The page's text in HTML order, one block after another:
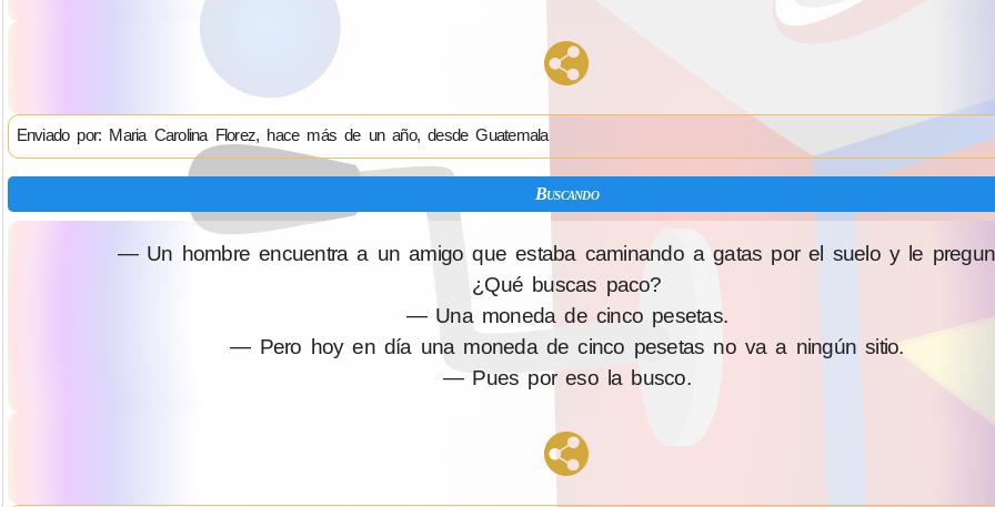
Enviado por: Maria Carolina Florez, hace más de un año, desde Guatemala
Buscando
— Un hombre encuentra a un amigo que estaba caminando a gatas por el suelo y le
¿Qué buscas paco?
— Una moneda de cinco pesetas.
— Pero hoy en día una moneda de cinco pesetas no va a ningún sitio.
— Pues por eso la busco.